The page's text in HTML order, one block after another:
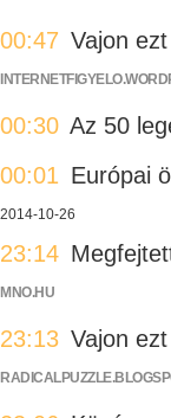
00:47 Vajon
00:30 Az 50
00:01 Európai
2014-10-26
23:14
MNO.HU
23:13 Vajon